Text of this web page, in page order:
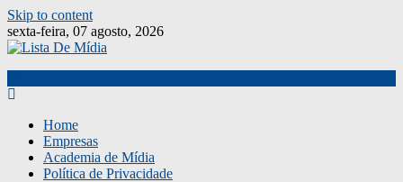
Skip to content
sexta-feira, 07 agosto, 2026
Home
Empresas
Academia de Mídia
Política de Privacidade